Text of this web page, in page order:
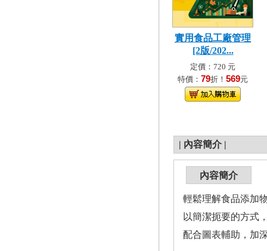
實用食品工廠管理
[2版/202...
定價：720 元
特價： 79折！ 569元
| 內容簡介 |
內容簡介
輕鬆理解食品添加
以簡潔扼要的方式
配合圖表輔助，加